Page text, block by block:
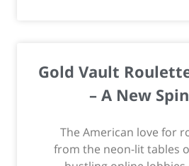
Gold Vault
– A New
The American love for
from the neon-lit tables